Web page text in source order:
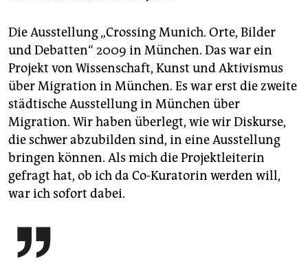
Die Ausstellung „Crossing Munich. Orte, Bilder
und Debatten“ 2009 in München. Das war ein
Projekt von Wissenschaft, Kunst und Aktivismus
über Migration in München. Es war erst die zweite
städtische Ausstellung in München über
Migration. Wir haben überlegt, wie wir Diskurse,
die schwer abzubilden sind, in eine Ausstellung
bringen können. Als mich die Projektleiterin
gefragt hat, ob ich da Co-Kuratorin werden will,
war ich sofort dabei.
